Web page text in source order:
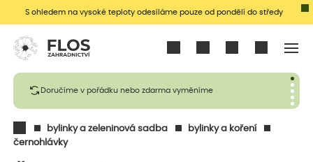
S ohledem na vysoké teploty odesíláme pouze od pondělí do středy
Doručíme v pořádku nebo zdarma vyměníme
bylinky a zeleninová sadba
bylinky a koření
černohlávky